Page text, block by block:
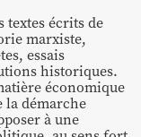
textes écrits de
marxiste,
essais
historiques.
économique
la démarche
à une